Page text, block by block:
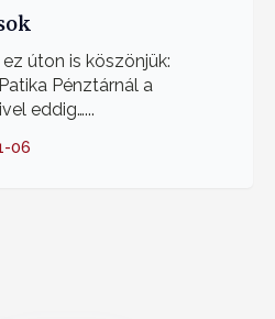
úton is köszönjük:
Pénztárnál a
eddig…...
06